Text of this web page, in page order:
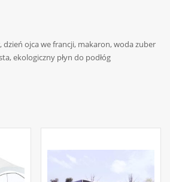
dzień ojca we francji, makaron, woda zuber
ekologiczny płyn do podłóg